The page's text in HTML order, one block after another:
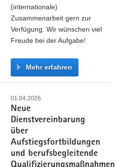
e
r
d
i
e
B
e
h
e
n
P
r
o
n
a
l
r
a
t
e
(internationale)
Zusammenarbeit gern zur
Verfügung. Wir wünschen viel
Freude bei der Aufgabe!
Mehr erfahren
e
r
r
R
o
b
01.04.2026
Neue
Dienstvereinbarung
über
Aufstiegsfortbildungen
und berufsbegleitende